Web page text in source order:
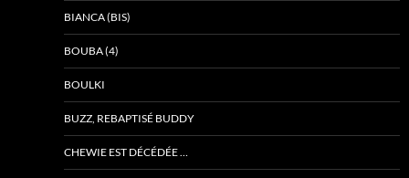
BIANCA (BIS)
BOUBA (4)
BOULKI
BUZZ, REBAPTISÉ BUDDY
CHEWIE EST DÉCÉDÉE …